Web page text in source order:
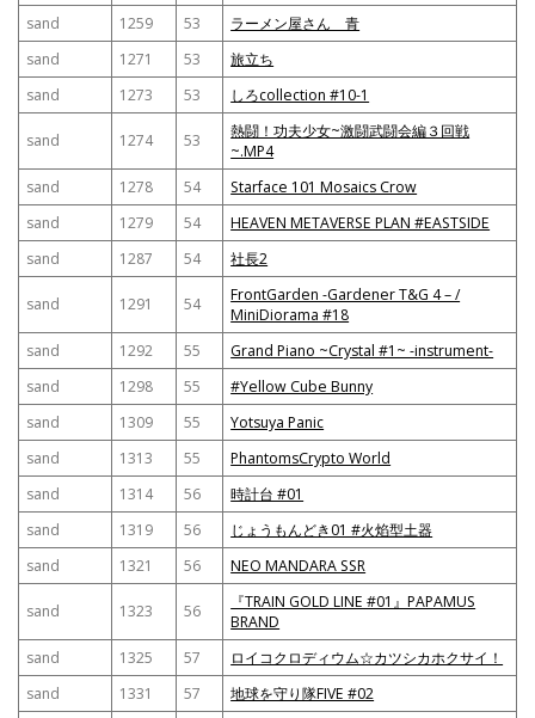
sand
1259 53
ラーメン屋さん 青
sand
1271 53
旅立ち
sand
1273 53 しろcollection #10-1
sand 1274 53
熱闘！功夫少女~激闘武闘会編３回戦
~.MP4
sand
1278 54
Starface 101 Mosaics Crow
sand
1279 54
HEAVEN METAVERSE PLAN #EASTSIDE
sand
1287 54 社長2
sand 1291 54
FrontGarden -Gardener T&G 4 – /
MiniDiorama #18
sand
1292 55
Grand Piano ~Crystal #1~ -instrument-
sand
1298 55
#Yellow Cube Bunny
sand
1309 55
Yotsuya Panic
sand
1313 55
PhantomsCrypto World
sand
1314 56
時計台 #01
sand
1319 56
じょうもんどき01 #火焰型土器
sand
1321 56 NEO MANDARA SSR
sand 1323 56
『TRAIN GOLD LINE #01』PAPAMUS
BRAND
sand
1325 57
ロイコクロディウム☆カツシカホクサイ！
sand
1331 57
地球を守り隊FIVE #02